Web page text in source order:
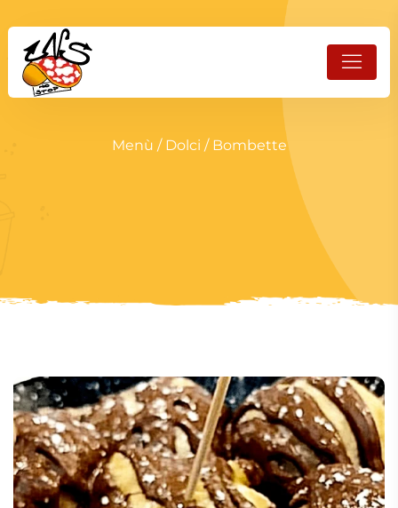
Menù / Dolci / Bombette